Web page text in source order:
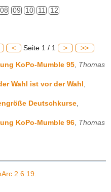
08 09 10 11 12
< Seite 1 / 1 > >>
KoPo-Mumble 95 Thomas
Wahl ist vor der Wahl
Deutschkurse
KoPo-Mumble 96 Thomas
2.6.19